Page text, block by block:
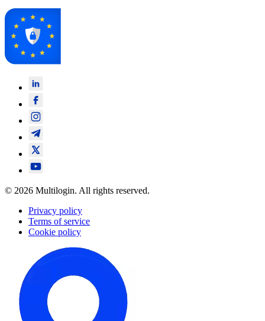
© 2026 Multilogin. All rights reserved.
Privacy policy
Terms of service
Cookie policy